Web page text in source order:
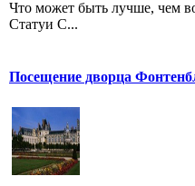
Что может быть лучше, чем
Статуи С...
Посещение дворца